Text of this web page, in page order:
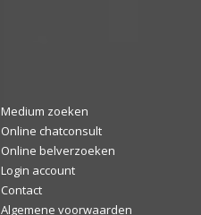
Medium zoeken
Online chatconsult
Online belverzoeken
Login account
Contact
Algemene voorwaarden